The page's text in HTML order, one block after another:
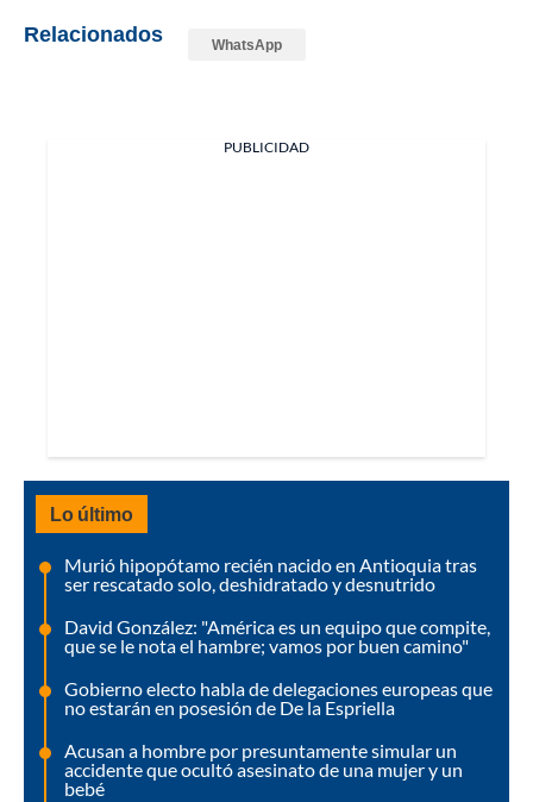
Relacionados WhatsApp
PUBLICIDAD
Lo último
Murió hipopótamo recién nacido en Antioquia tras
ser rescatado solo, deshidratado y desnutrido
David González: "América es un equipo que compite,
que se le nota el hambre; vamos por buen camino"
Gobierno electo habla de delegaciones europeas que
no estarán en posesión de De la Espriella
Acusan a hombre por presuntamente simular un
accidente que ocultó asesinato de una mujer y un
bebé